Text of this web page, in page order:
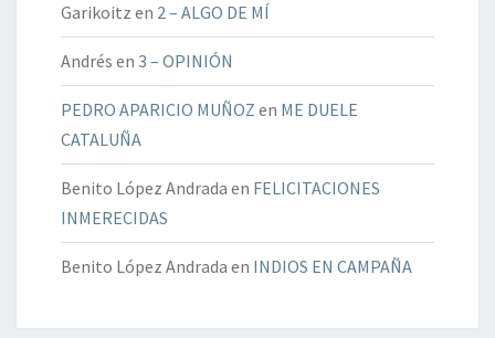
Garikoitz en 2 – ALGO DE MÍ
Andrés en 3 – OPINIÓN
PEDRO APARICIO MUÑOZ en ME DUELE
CATALUÑA
Benito López Andrada en FELICITACIONES
INMERECIDAS
Benito López Andrada en INDIOS EN CAMPAÑA